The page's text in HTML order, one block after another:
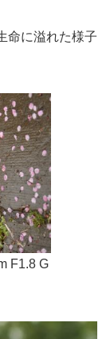
命に溢れた様子
F1.8 G